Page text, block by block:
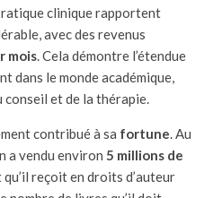
clinique rapportent
avec des revenus
mois . Cela démontre l’étendue
dans le monde académique,
conseil et de la thérapie.
contribué à sa fortune . Au
a vendu environ 5 millions de
qu’il reçoit en droits d’auteur